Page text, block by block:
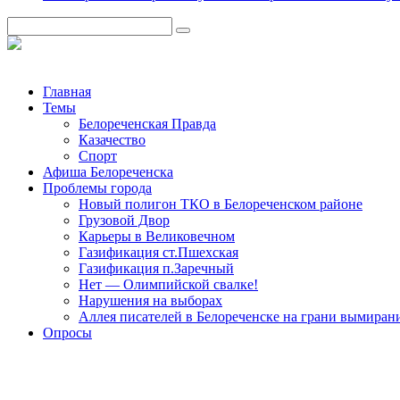
Главная
Темы
Белореченская Правда
Казачество
Спорт
Афиша Белореченска
Проблемы города
Новый полигон ТКО в Белореченском районе
Грузовой Двор
Карьеры в Великовечном
Газификация ст.Пшехская
Газификация п.Заречный
Нет — Олимпийской свалке!
Нарушения на выборах
Аллея писателей в Белореченске на грани
Опросы